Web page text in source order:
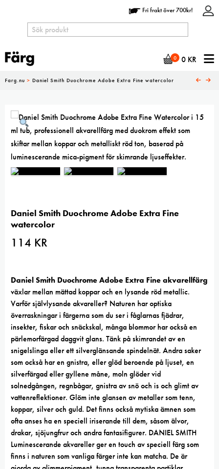
Fri frakt över 700kr!
0 0 KR
Farg.nu > Daniel Smith Duochrome Adobe Extra Fine watercolor
Daniel Smith Duochrome Adobe Extra Fine
watercolor
114 KR
Daniel Smith Duochrome Adobe Extra Fine akvarellfärg
växlar mellan mättad koppar och en lysande röd metallic.
Varför självlysande akvareller? Naturen har optiska
överraskningar i färgerna som du ser i fåglarnas fjädrar,
insekter, fiskar och snäckskal, många blommor har också en
pärlemorfärgad daggvit glans. Tänk på skimrandet av en
snigelslinga eller ett silverglänsande spindelnät. Andra saker
som också har en gnistra, eller glöd beroende på ljuset, en
silverfärgad eller gyllene måne, moln glöder vid
solnedgången, regnbågar, gnistra av snö och is och glimt av
vattenreflektioner. Glöm inte glansen av metaller som tenn,
koppar, silver och guld. Det finns också mytiska ämnen som
ofta anses ha en speciell iriserande till dem, såsom älvor,
drakar, sjöjungfrur och andra fantasifigurer. DANIEL SMITH
Luminescerande akvareller ger en touch av speciell färg som
finns i naturen som vanliga färger inte kan matcha. De är